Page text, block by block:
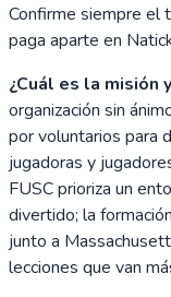
Confirme siempre el
paga aparte en
¿Cuál es la misión
organización sin
por voluntarios para
jugadoras y
FUSC prioriza un
divertido; la
junto a
lecciones que van